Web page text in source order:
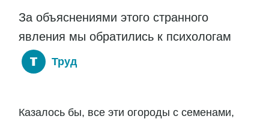
За объяснениями этого странного
явления мы обратились к психологам
Труд
Казалось бы, все эти огороды с семенами,